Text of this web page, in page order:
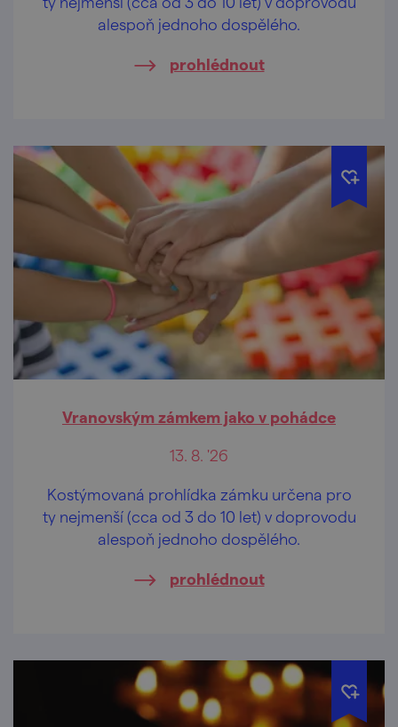
alespoň jednoho dospělého.
prohlédnout
Vranovským zámkem jako v pohádce
13. 8. '26
Kostýmovaná prohlídka zámku určena pro
ty nejmenší (cca od 3 do 10 let) v doprovodu
alespoň jednoho dospělého.
prohlédnout